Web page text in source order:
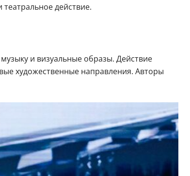
действие.
и визуальные образы. Действие
художественные направления. Авторы